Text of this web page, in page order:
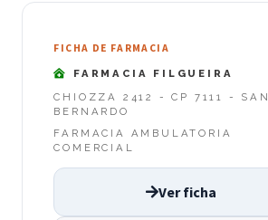
FICHA DE FARMACIA
FARMACIA FILGUEIRA
CHIOZZA 2412 - CP 7111 - SAN
BERNARDO
FARMACIA AMBULATORIA
COMERCIAL
Ver ficha